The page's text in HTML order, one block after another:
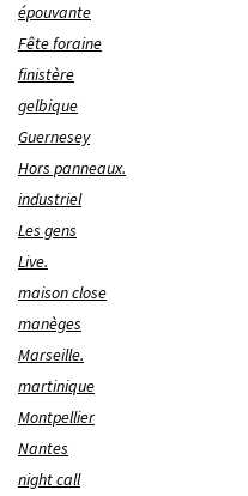
épouvante
Fête foraine
finistère
gelbique
Guernesey
Hors panneaux.
industriel
Les gens
Live.
maison close
manèges
Marseille.
martinique
Montpellier
Nantes
night call